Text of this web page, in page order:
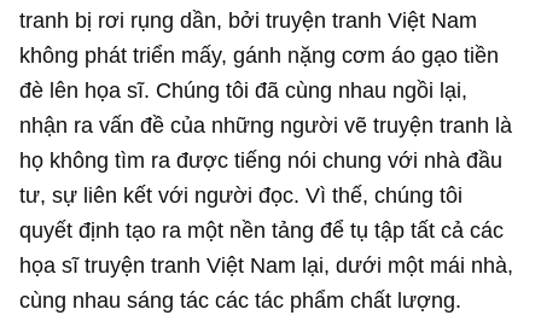
tranh bị rơi rụng dần, bởi truyện tranh Việt Nam
không phát triển mấy, gánh nặng cơm áo gạo tiền
đè lên họa sĩ. Chúng tôi đã cùng nhau ngồi lại,
nhận ra vấn đề của những người vẽ truyện tranh là
họ không tìm ra được tiếng nói chung với nhà đầu
tư, sự liên kết với người đọc. Vì thế, chúng tôi
quyết định tạo ra một nền tảng để tụ tập tất cả các
họa sĩ truyện tranh Việt Nam lại, dưới một mái nhà,
cùng nhau sáng tác các tác phẩm chất lượng.